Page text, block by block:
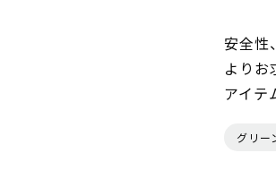
安全性
よりお
アイテ
グリー